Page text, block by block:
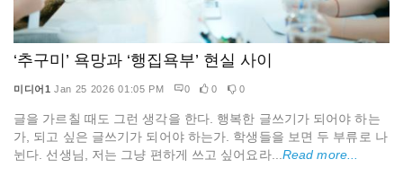
‘추구미’ 욕망과 ‘행집욕부’ 현실 사이
미디어1 Jan 25 2026 01:05 PM 0 0 0
글을 가르칠 때도 그런 생각을 한다. 행복한 글쓰기가 되어야 하는
가, 되고 싶은 글쓰기가 되어야 하는가. 학생들을 보면 두 부류로 나
뉜다. 선생님, 저는 그냥 편하게 쓰고 싶어요라... Read more...